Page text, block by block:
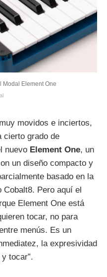
Modal Element One
movidos e inciertos,
cierto grado de
nuevo Element One, un
un diseño compacto y
basado en la
Cobalt8. Pero aquí el
Element One está
tocar, no para
menús. Es un
la expresividad
tocar”.